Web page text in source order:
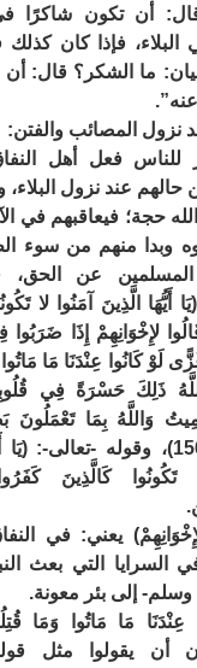
قال: أن تكون شاكرًا
البلاء، فإذا كان كذلك
ما الشكر؟ قال: أن
نزول المصائب والفتن:
للناس فعل أهل
حالهم عند نزول البلاء،
حجة؛ فيعاقبهم في
وبدا منهم من سوء
عن الحق،
أَيُّهَا الَّذِينَ آمَنُوا لا
لإِخْوَانِهِمْ إِذَا
لَوْ كَانُوا عِنْدَنَا مَا
ذَلِكَ حَسْرَةً فِي
وَاللَّهُ بِمَا تَعْمَلُونَ
عمران:156)، وقوله -تعالى-:
تَكُونُوا كَالَّذِينَ
يعني: في
السرايا التي بعث
وسلم- إلى بئر معونة.
عِنْدَنَا مَا مَاتُوا وَمَا
أن يقولوا مثل